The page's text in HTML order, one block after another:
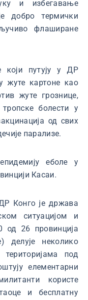
и избегавање
добро термички
флаширане
који путују у ДР
жуте картоне као
жуте грознице,
болести у
од свих
парализе.
еболе у
Касаи.
Конго је држава
ситуацијом и
26 провинција
делује неколико
под
елементарни
користе
и бесплатну